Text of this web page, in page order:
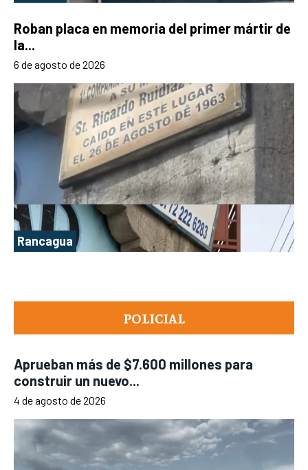
POLICIAL
Aprueban más de $7.600 millones para
construir un nuevo...
4 de agosto de 2026
Roban placa en memoria del primer mártir de
la...
6 de agosto de 2026
Rancagua